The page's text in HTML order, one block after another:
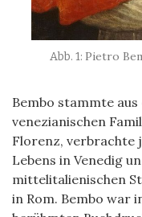
Pietro
Bembo stammte
venezianischen
Florenz, verbrachte
Lebens in Venedig
mittelitalienischen
in Rom. Bembo war